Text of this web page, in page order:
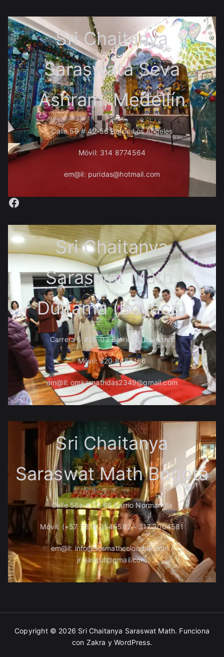
Sri Chaitanya
Saraswata Seva
Ashram, Medellín
Calle 59 # 42-56 Barrio Los Ángeles
Móvil: 314 8774564
em@il: puridas@hotmail.com
Facebook
Sri Chaitanya
Saraswat Math,
Duitama (Boyacá)
Carrera 5 #20-03 Barrio Manzanares
Móvil: 320 8486186
em@il: omkarnathdas2349@gmail.com
Sri Chaitanya
Saraswat Math Bogotá
Calle 56a # 71-66 Barrio Normandía
Móvil: (+57 ) 318 3546582 - 317 3004581
em@il: info@scsmathcolombia.com /
jrojasgut@gmail.com
Copyright © 2026 Sri Chaitanya Saraswat Math. Funciona
con Zakra yWordPress.